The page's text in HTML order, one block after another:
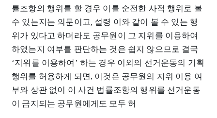
률조항의 행위를 할 경우 이를 순전한 사적 행위로 볼
수 있는지는 의문이고, 설령 이와 같이 볼 수 있는 행
위가 있다고 하더라도 공무원이 그 지위를 이용하여
하였는지 여부를 판단하는 것은 쉽지 않으므로 결국
‘지위를 이용하여’ 하는 경우 이외의 선거운동의 기획
행위를 허용하게 되면, 이것은 공무원의 지위 이용 여
부와 상관 없이 이 사건 법률조항의 행위를 선거운동
이 금지되는 공무원에게도 모두 허